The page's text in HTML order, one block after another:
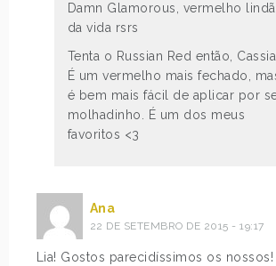
Damn Glamorous, vermelho
da vida rsrs
Tenta o Russian Red então,
É um vermelho mais fechado,
é bem mais fácil de aplicar por
molhadinho. É um dos meus
favoritos <3
Ana
22 DE SETEMBRO DE 2015 - 19:17
Lia! Gostos parecidíssimos os nossos!